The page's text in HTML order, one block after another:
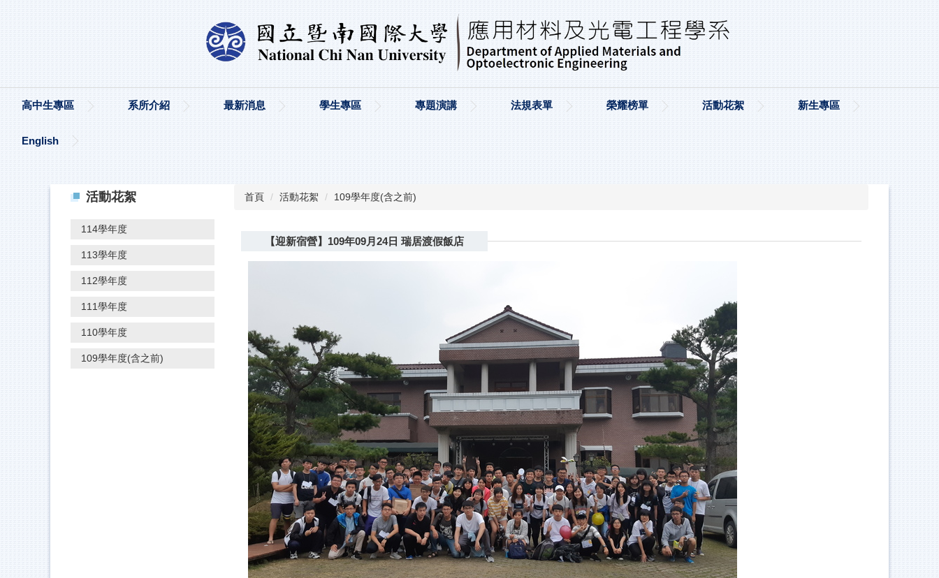
高中生專區 系所介紹 最新消息 學生專區 專題演講 法規表單 榮耀榜單 活動花絮 新生專區
English
活動花絮
114學年度
113學年度
112學年度
111學年度
110學年度
109學年度(含之前)
首頁 活動花絮 109學年度(含之前)
【迎新宿營】109年09月24日 瑞居渡假飯店